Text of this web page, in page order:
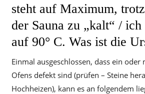
steht auf Maximum,
der Sauna zu „kalt“ /
auf 90° C. Was ist die
Einmal ausgeschlossen, dass ein
Ofens defekt sind (prüfen – Steine
Hochheizen), kann es an folgendem